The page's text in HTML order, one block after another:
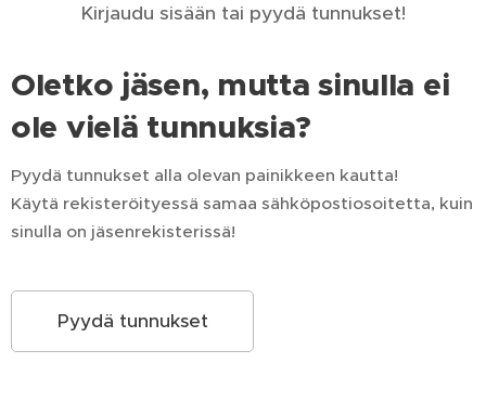
Kirjaudu sisään tai pyydä tunnukset!
Oletko jäsen, mutta sinulla ei
ole vielä tunnuksia?
Pyydä tunnukset alla olevan painikkeen kautta!
Käytä rekisteröityessä samaa sähköpostiosoitetta, kuin
sinulla on jäsenrekisterissä!
Pyydä tunnukset